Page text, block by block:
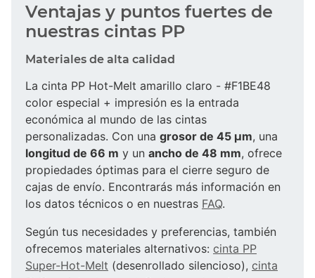
Ventajas y puntos fuertes de
nuestras cintas PP
Materiales de alta calidad
La cinta PP Hot-Melt amarillo claro - #F1BE48
color especial + impresión es la entrada
económica al mundo de las cintas
personalizadas. Con una grosor de 45 µm, una
longitud de 66 m y un ancho de 48 mm, ofrece
propiedades óptimas para el cierre seguro de
cajas de envío. Encontrarás más información en
los datos técnicos o en nuestras FAQ.
Según tus necesidades y preferencias, también
ofrecemos materiales alternativos: cinta PP
Super-Hot-Melt (desenrollado silencioso), cinta